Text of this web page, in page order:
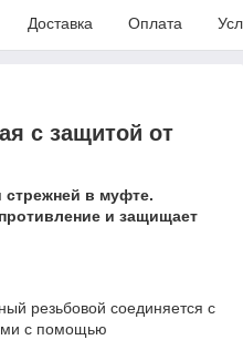
Доставка Оплата
с защитой от
стрежней в муфте.
и защищает
резьбовой соединяется с
с помощью